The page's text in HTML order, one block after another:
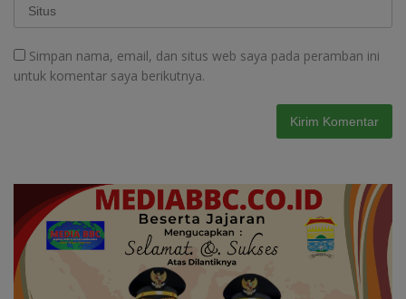
Simpan nama, email, dan situs web saya pada peramban ini
untuk komentar saya berikutnya.